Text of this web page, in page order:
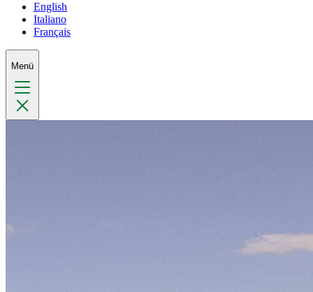
English
Italiano
Français
Menü